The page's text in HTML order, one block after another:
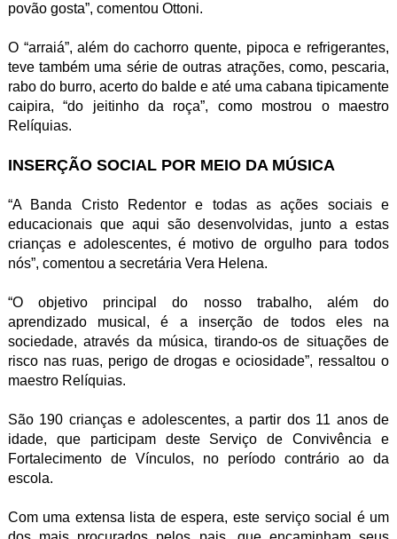
povão gosta”, comentou Ottoni.
O “arraiá”, além do cachorro quente, pipoca e refrigerantes,
teve também uma série de outras atrações, como, pescaria,
rabo do burro, acerto do balde e até uma cabana tipicamente
caipira, “do jeitinho da roça”, como mostrou o maestro
Relíquias.
INSERÇÃO SOCIAL POR MEIO DA MÚSICA
“A Banda Cristo Redentor e todas as ações sociais e
educacionais que aqui são desenvolvidas, junto a estas
crianças e adolescentes, é motivo de orgulho para todos
nós”, comentou a secretária Vera Helena.
“O objetivo principal do nosso trabalho, além do
aprendizado musical, é a inserção de todos eles na
sociedade, através da música, tirando-os de situações de
risco nas ruas, perigo de drogas e ociosidade”, ressaltou o
maestro Relíquias.
São 190 crianças e adolescentes, a partir dos 11 anos de
idade, que participam deste Serviço de Convivência e
Fortalecimento de Vínculos, no período contrário ao da
escola.
Com uma extensa lista de espera, este serviço social é um